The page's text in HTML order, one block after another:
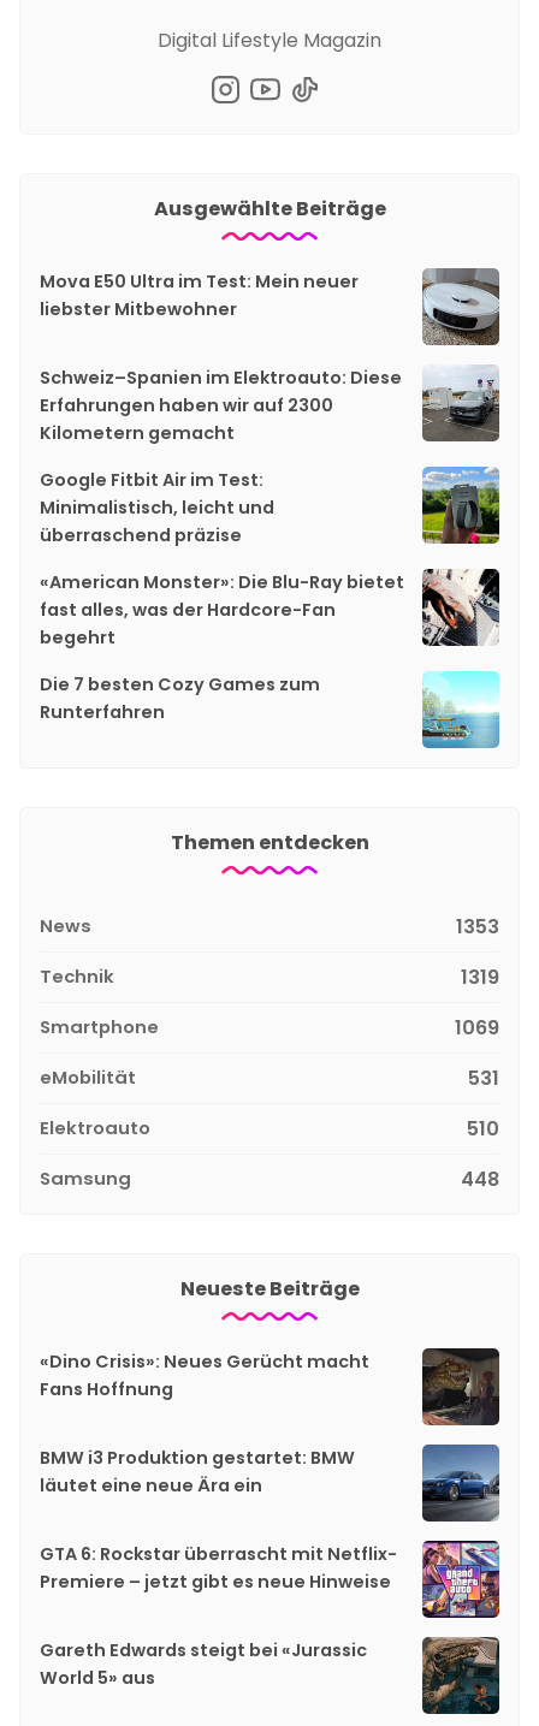
Digital Lifestyle Magazin
Ausgewählte Beiträge
Mova E50 Ultra im Test: Mein neuer
liebster Mitbewohner
Schweiz–Spanien im Elektroauto: Diese
Erfahrungen haben wir auf 2300
Kilometern gemacht
Google Fitbit Air im Test:
Minimalistisch, leicht und
überraschend präzise
«American Monster»: Die Blu-Ray bietet
fast alles, was der Hardcore-Fan
begehrt
Die 7 besten Cozy Games zum
Runterfahren
Themen entdecken
News 1353
Technik 1319
Smartphone 1069
eMobilität 531
Elektroauto 510
Samsung 448
Neueste Beiträge
«Dino Crisis»: Neues Gerücht macht
Fans Hoffnung
BMW i3 Produktion gestartet: BMW
läutet eine neue Ära ein
GTA 6: Rockstar überrascht mit Netflix-
Premiere – jetzt gibt es neue Hinweise
Gareth Edwards steigt bei «Jurassic
World 5» aus